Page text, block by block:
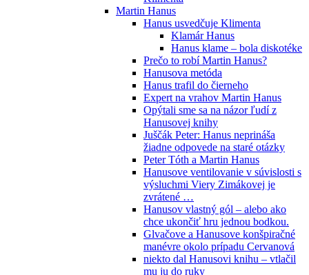
Martin Hanus
Hanus usvedčuje Klimenta
Klamár Hanus
Hanus klame – bola diskotéke
Prečo to robí Martin Hanus?
Hanusova metóda
Hanus trafil do čierneho
Expert na vrahov Martin Hanus
Opýtali sme sa na názor ľudí z
Hanusovej knihy
Juščák Peter: Hanus neprináša
žiadne odpovede na staré otázky
Peter Tóth a Martin Hanus
Hanusove ventilovanie v súvislosti s
výsluchmi Viery Zimákovej je
zvrátené …
Hanusov vlastný gól – alebo ako
chce ukončiť hru jednou bodkou.
Glvačove a Hanusove konšpiračné
manévre okolo prípadu Cervanová
niekto dal Hanusovi knihu – vtlačil
mu ju do ruky